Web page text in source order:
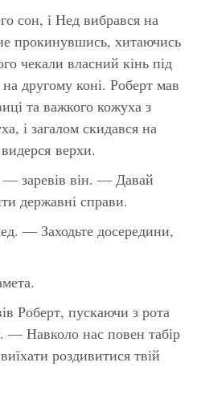
сон, і Нед вибрався на
прокинувшись, хитаючись
чекали власний кінь під
другому коні. Роберт мав
та важкого кожуха з
і загалом скидався на
верхи.
заревів він. — Давай
державні справи.
— Заходьте досередини,
Роберт, пускаючи з рота
— Навколо нас повен табір
роздивитися твій